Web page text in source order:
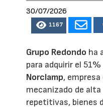
30/07/2026
1167
Grupo Redondo ha
para adquirir el
Norclamp,
mecanizado de
repetitivas, bienes